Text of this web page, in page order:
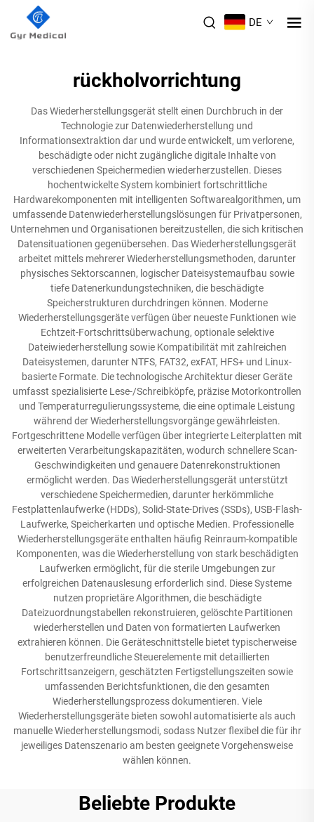
DE
rückholvorrichtung
Das Wiederherstellungsgerät stellt einen Durchbruch in der
Technologie zur Datenwiederherstellung und
Informationsextraktion dar und wurde entwickelt, um verlorene,
beschädigte oder nicht zugängliche digitale Inhalte von
verschiedenen Speichermedien wiederherzustellen. Dieses
hochentwickelte System kombiniert fortschrittliche
Hardwarekomponenten mit intelligenten Softwarealgorithmen, um
umfassende Datenwiederherstellungslösungen für Privatpersonen,
Unternehmen und Organisationen bereitzustellen, die sich kritischen
Datensituationen gegenübersehen. Das Wiederherstellungsgerät
arbeitet mittels mehrerer Wiederherstellungsmethoden, darunter
physisches Sektorscannen, logischer Dateisystemaufbau sowie
tiefe Datenerkundungstechniken, die beschädigte
Speicherstrukturen durchdringen können. Moderne
Wiederherstellungsgeräte verfügen über neueste Funktionen wie
Echtzeit-Fortschrittsüberwachung, optionale selektive
Dateiwiederherstellung sowie Kompatibilität mit zahlreichen
Dateisystemen, darunter NTFS, FAT32, exFAT, HFS+ und Linux-
basierte Formate. Die technologische Architektur dieser Geräte
umfasst spezialisierte Lese-/Schreibköpfe, präzise Motorkontrollen
und Temperaturregulierungssysteme, die eine optimale Leistung
während der Wiederherstellungsvorgänge gewährleisten.
Fortgeschrittene Modelle verfügen über integrierte Leiterplatten mit
erweiterten Verarbeitungskapazitäten, wodurch schnellere Scan-
Geschwindigkeiten und genauere Datenrekonstruktionen
ermöglicht werden. Das Wiederherstellungsgerät unterstützt
verschiedene Speichermedien, darunter herkömmliche
Festplattenlaufwerke (HDDs), Solid-State-Drives (SSDs), USB-Flash-
Laufwerke, Speicherkarten und optische Medien. Professionelle
Wiederherstellungsgeräte enthalten häufig Reinraum-kompatible
Komponenten, was die Wiederherstellung von stark beschädigten
Laufwerken ermöglicht, für die sterile Umgebungen zur
erfolgreichen Datenauslesung erforderlich sind. Diese Systeme
nutzen proprietäre Algorithmen, die beschädigte
Dateizuordnungstabellen rekonstruieren, gelöschte Partitionen
wiederherstellen und Daten von formatierten Laufwerken
extrahieren können. Die Geräteschnittstelle bietet typischerweise
benutzerfreundliche Steuerelemente mit detaillierten
Fortschrittsanzeigern, geschätzten Fertigstellungszeiten sowie
umfassenden Berichtsfunktionen, die den gesamten
Wiederherstellungsprozess dokumentieren. Viele
Wiederherstellungsgeräte bieten sowohl automatisierte als auch
manuelle Wiederherstellungsmodi, sodass Nutzer flexibel die für ihr
jeweiliges Datenszenario am besten geeignete Vorgehensweise
wählen können.
Beliebte Produkte